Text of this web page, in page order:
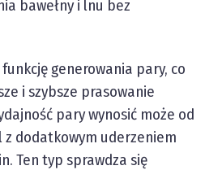
bawełny i lnu bez
generowania pary, co
i szybsze prasowanie
pary wynosić może od
z dodatkowym uderzeniem
Ten typ sprawdza się